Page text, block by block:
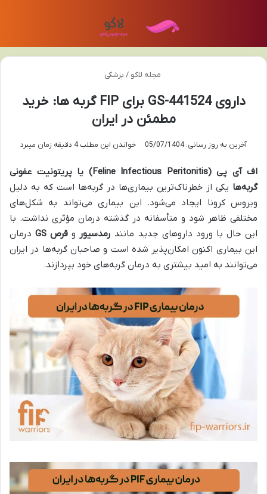
مجله لاکو / پزشکی
داروی GS-441524 برای FIP گربه ها: خرید
مطمئن در ایران
آخرین به روز رسانی: 05/07/1404 خواندن این مطلب 4 دقیقه زمان میبرد
اف آی پی (Feline Infectious Peritonitis)
یا پریتونیت عفونی
گربه‌ها یکی از خطرناک‌ترین بیماری‌ها در گربه‌ها است که به دلیل
ویروس کرونا ایجاد می‌شود. این بیماری می‌تواند به شکل‌های
مختلفی ظاهر شود و متأسفانه در گذشته درمان مؤثری نداشت. با
این حال با ورود داروهای جدید مانند رمدسیور و قرصGS
درمان
این بیماری اکنون امکان‌پذیر شده است و صاحبان گربه‌ها در ایران
می‌توانند به امید بیشتری به درمان گربه‌های خود بپردازند.